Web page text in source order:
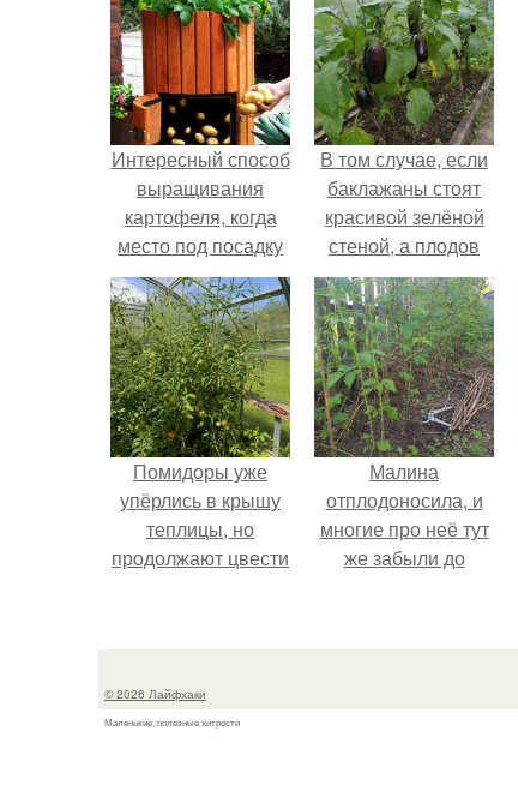
Интересный способ
выращивания
картофеля, когда
место под посадку
ограничено.
В том случае, если
баклажаны стоят
красивой зелёной
стеной, а плодов
почти не видно -
радоваться тут
нечему.
Помидоры уже
упёрлись в крышу
теплицы, но
продолжают цвести
Малина
отплодоносила, и
многие про неё тут
же забыли до
© 2026 Лайфхаки
Маленькие, полезные хитрости